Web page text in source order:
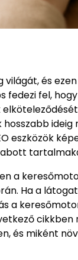
és ezen
fel,
eszközök
a
Ha a
a
és miként